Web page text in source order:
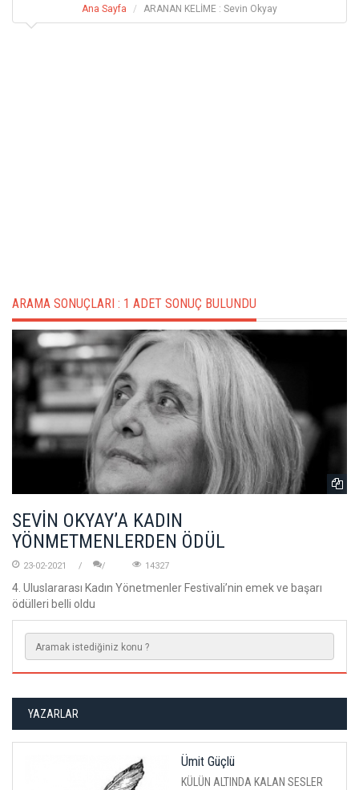
Ana Sayfa ARANAN KELİME : Sevin Okyay
ARAMA SONUÇLARI : 1 ADET SONUÇ BULUNDU
SEVİN OKYAY’A KADIN
YÖNMETMENLERDEN ÖDÜL
23-02-2021 14327
4. Uluslararası Kadın Yönetmenler Festivali’nin emek ve başarı
ödülleri belli oldu
YAZARLAR
Ümit Güçlü
KÜLÜN ALTINDA KALAN SESLER